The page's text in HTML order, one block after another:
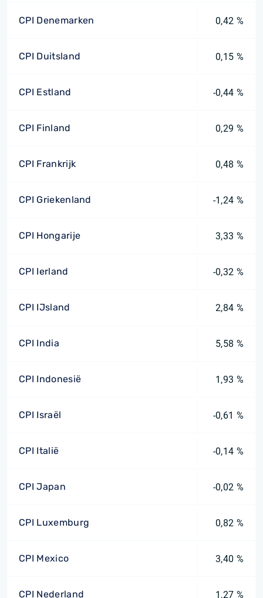
CPI Denemarken 0,42 %
CPI Duitsland 0,15 %
CPI Estland -0,44 %
CPI Finland 0,29 %
CPI Frankrijk 0,48 %
CPI Griekenland -1,24 %
CPI Hongarije 3,33 %
CPI Ierland -0,32 %
CPI IJsland 2,84 %
CPI India 5,58 %
CPI Indonesië 1,93 %
CPI Israël -0,61 %
CPI Italië -0,14 %
CPI Japan -0,02 %
CPI Luxemburg 0,82 %
CPI Mexico 3,40 %
CPI Nederland 1,27 %